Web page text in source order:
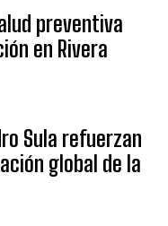
preventiva
en Rivera
Sula refuerzan
global de la